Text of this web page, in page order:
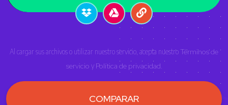
Al cargar sus archivos o utilizar nuestro servicio, acepta nuestro Términos de
servicio y Política de privacidad
COMPARAR